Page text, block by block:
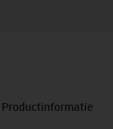
Productinformatie